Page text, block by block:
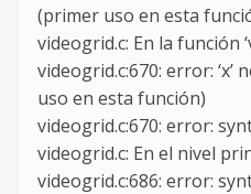
(primer uso en esta
videogrid.c: En la función
videogrid.c:670: error:
uso en esta función)
videogrid.c:670: error:
videogrid.c: En el nivel
videogrid.c:686: error: